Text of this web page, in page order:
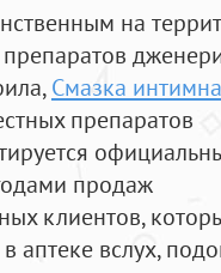
на
, Смазка
препаратов
продаж
клиентов,
аптеке вслух,